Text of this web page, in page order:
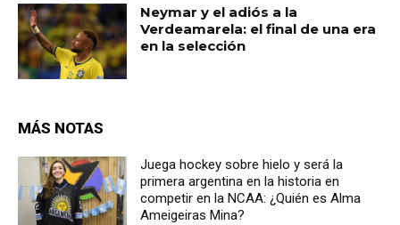
Neymar y el adiós a la
Verdeamarela: el final de una era
en la selección
MÁS NOTAS
Juega hockey sobre hielo y será la
primera argentina en la historia en
competir en la NCAA: ¿Quién es Alma
Ameigeiras Mina?